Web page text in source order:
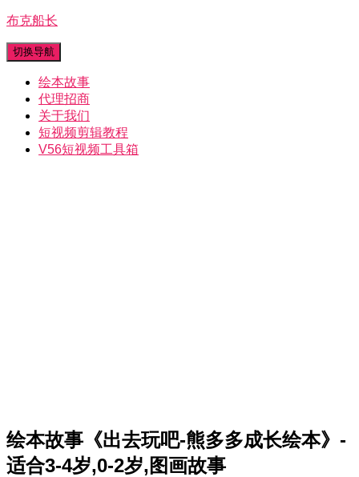
布克船长
切换导航
绘本故事
代理招商
关于我们
短视频剪辑教程
V56短视频工具箱
绘本故事《出去玩吧-熊多多成长绘本》-
适合3-4岁,0-2岁,图画故事